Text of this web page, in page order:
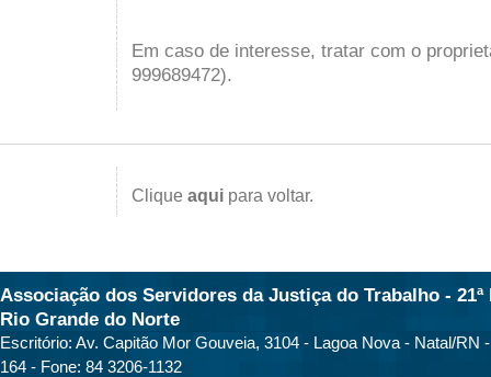
Em caso de interesse, tratar com o
999689472).
Clique aqui para voltar.
Associação dos Servidores da Justiça do Trabalho - 21ª
Rio Grande do Norte
Escritório: Av. Capitão Mor Gouveia, 3104 - Lagoa Nova - Natal/RN
164 - Fone: 84 3206-1132